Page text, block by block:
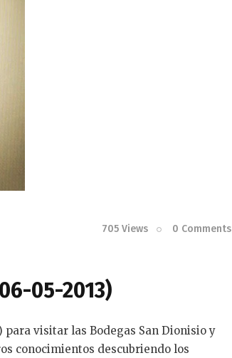
705 Views 0 Comments
05-2013)
visitar las Bodegas San Dionisio y
conocimientos descubriendo los